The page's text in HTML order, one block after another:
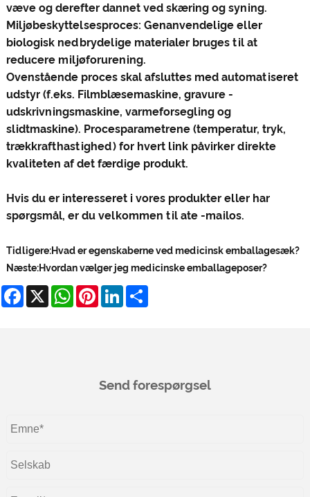
væve og derefter dannet ved skæring og syning.
Miljøbeskyttelsesproces: Genanvendelige eller
biologisk nedbrydelige materialer bruges til at
reducere miljøforurening.
Ovenstående proces skal afsluttes med automatiseret
udstyr (f.eks. Filmblæsemaskine, gravure -
udskrivningsmaskine, varmeforsegling og
slidtmaskine). Procesparametrene (temperatur, tryk,
trækkrafthastighed) for hvert link påvirker direkte
kvaliteten af ​​det færdige produkt.
Hvis du er interesseret i vores produkter eller har
spørgsmål, er du velkommen til ate -mailos.
Tidligere:Hvad er egenskaberne ved medicinsk emballagesæk?
Næste:Hvordan vælger jeg medicinske emballageposer?
Facebook
X WhatsApp
PinterestLinkedIn
Send forespørgsel